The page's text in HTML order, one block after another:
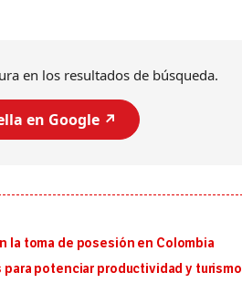
en los resultados de búsqueda.
en Google ↗️
la toma de posesión en Colombia
potenciar productividad y turismo